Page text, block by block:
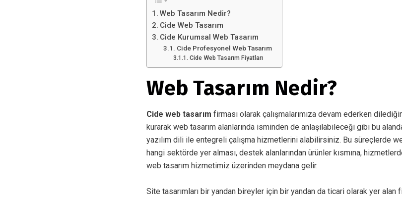
Web Tasarım Nedir?
Cide Web Tasarım
Cide Kurumsal Web Tasarım
Cide Profesyonel Web Tasarım
Cide Web Tasarım Fiyatları
Web Tasarım Nedir?
Cide web tasarım firması olarak çalışmalarımıza devam ederken
kurarak web tasarım alanlarında isminden de anlaşılabileceği gibi bu
yazılım dili ile entegreli çalışma hizmetlerini alabilirsiniz. Bu süreçlerde
hangi sektörde yer alması, destek alanlarından ürünler kısmına,
web tasarım hizmetimiz üzerinden meydana gelir.
Site tasarımları bir yandan bireyler için bir yandan da ticari olarak yer